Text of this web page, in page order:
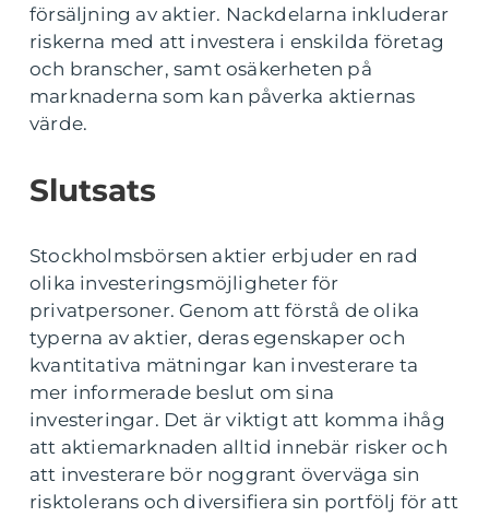
försäljning av aktier. Nackdelarna inkluderar
riskerna med att investera i enskilda företag
och branscher, samt osäkerheten på
marknaderna som kan påverka aktiernas
värde.
Slutsats
Stockholmsbörsen aktier erbjuder en rad
olika investeringsmöjligheter för
privatpersoner. Genom att förstå de olika
typerna av aktier, deras egenskaper och
kvantitativa mätningar kan investerare ta
mer informerade beslut om sina
investeringar. Det är viktigt att komma ihåg
att aktiemarknaden alltid innebär risker och
att investerare bör noggrant överväga sin
risktolerans och diversifiera sin portfölj för att